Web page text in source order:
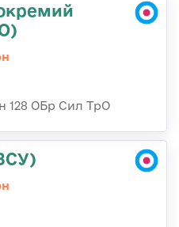
128 ОБр Сил ТрО